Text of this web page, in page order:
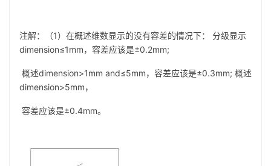
注解：（1）在概述维数显示的没有容差的情况下： 分级显示
dimension≤1mm，容差应该是±0.2mm;
概述dimension>1mm and≤5mm，容差应该是±0.3mm; 概述
dimension>5mm，
容差应该是±0.4mm。